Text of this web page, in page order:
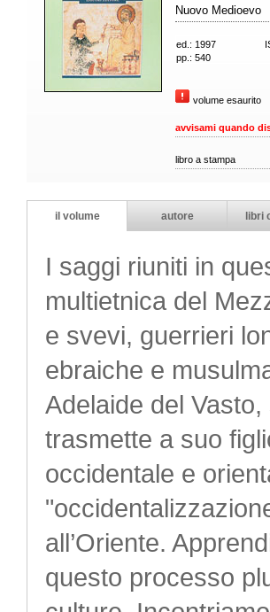
Nuovo Medioevo
ed.: 1997
pp.: 540
volume esaurito
avvisami quando
libro a stampa
il volume autore libri
I saggi riuniti in
multietnica del
e svevi, guerrieri
ebraiche e
Adelaide del
trasmette a suo
occidentale e
all’Oriente.
questo processo